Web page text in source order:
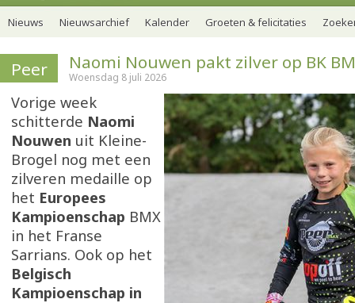
Nieuws Nieuwsarchief Kalender Groeten & felicitaties
Peer Naomi Nouwen pakt zilver op BK
Woensdag 8 juli 2026
Vorige week
schitterde Naomi
Nouwen uit Kleine-
Brogel nog met een
zilveren medaille op
het Europees
Kampioenschap BMX
in het Franse
Sarrians. Ook op het
Belgisch
Kampioenschap in